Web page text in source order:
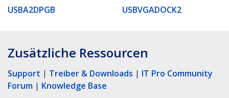
USBA2DPGB
USBVGADOCK2
Zusätzliche Ressourcen
Support | Treiber & Downloads | IT Pro Community
Forum | Knowledge Base